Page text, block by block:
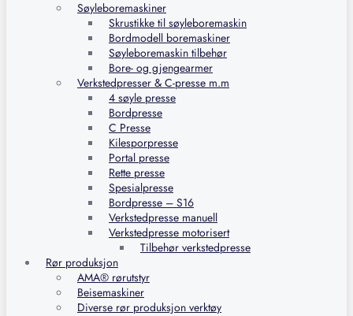
Søyleboremaskiner
Skrustikke til søyleboremaskin
Bordmodell boremaskiner
Søyleboremaskin tilbehør
Bore- og gjengearmer
Verkstedpresser & C-presse m.m
4 søyle presse
Bordpresse
C Presse
Kilesporpresse
Portal presse
Rette presse
Spesialpresse
Bordpresse – S16
Verkstedpresse manuell
Verkstedpresse motorisert
Tilbehør verkstedpresse
Rør produksjon
AMA® rørutstyr
Beisemaskiner
Diverse rør produksjon verktøy